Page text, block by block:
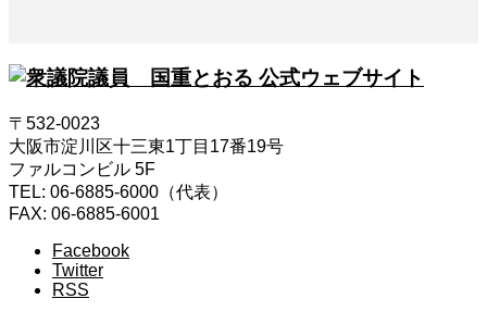
〒532-0023
大阪市淀川区十三東1丁目17番19号
ファルコンビル 5F
TEL: 06-6885-6000（代表）
FAX: 06-6885-6001
Facebook
Twitter
RSS